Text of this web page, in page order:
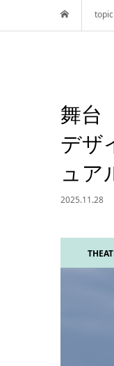
topic
舞台
デザ
ュア
2025.11.28